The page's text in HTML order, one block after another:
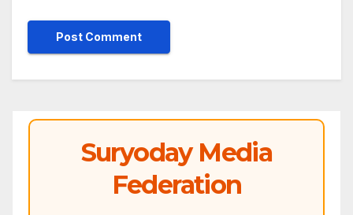
Suryoday Media
Federation